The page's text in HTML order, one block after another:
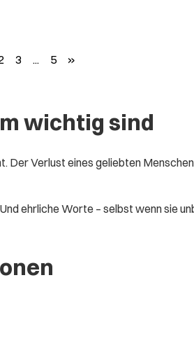
3 ... 5 »
wichtig sind
Verlust eines geliebten
ehrliche Worte – selbst wenn sie